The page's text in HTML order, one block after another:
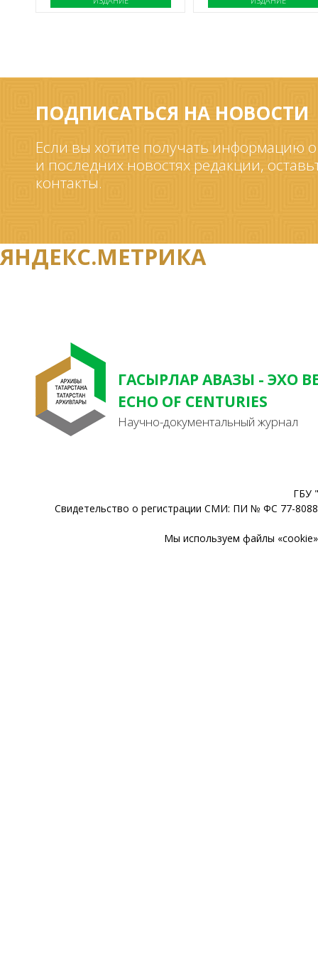
ПОДПИСАТЬСЯ НА НОВОСТИ
Если вы хотите получать информацию
и последних новостях редакции,
контакты.
ЯНДЕКС.МЕТРИКА
ГАСЫРЛАР АВАЗЫ - ЭХО
ECHO OF CENTURIES
Научно-документальный журнал
ГБУ
Свидетельство о регистрации СМИ: ПИ № ФС 77-
Мы используем файлы «cookie»